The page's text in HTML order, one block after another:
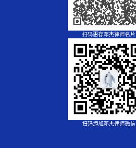
扫码惠存邓杰律师名片
扫码添加邓杰律师微信